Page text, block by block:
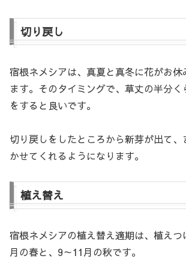
切り戻し
宿根ネメシアは、真夏と真冬に花がお休
ます。そのタイミングで、草丈の半分く
をすると良いです。
切り戻しをしたところから新芽が出て
かせてくれるようになります。
植え替え
宿根ネメシアの植え替え適期は、植えつ
月の春と、9～11月の秋です。